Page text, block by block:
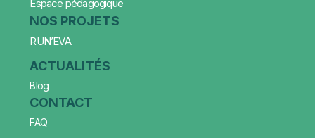
Espace pédagogique
NOS PROJETS
RUN’EVA
ACTUALITÉS
Blog
CONTACT
FAQ